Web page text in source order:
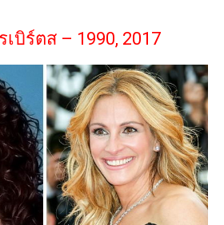
เบิร์ตส – 1990, 2017